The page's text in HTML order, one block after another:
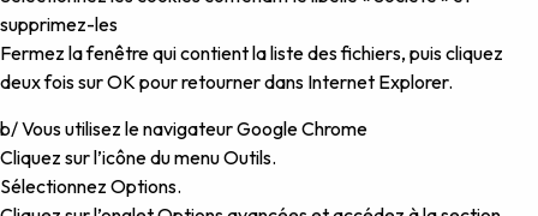
supprimez-les
Fermez la fenêtre qui contient la liste des fichiers, puis cliquez
deux fois sur OK pour retourner dans Internet Explorer.
b/ Vous utilisez le navigateur Google Chrome
Cliquez sur l’icône du menu Outils.
Sélectionnez Options.